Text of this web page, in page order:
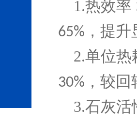
1.热效率
65% ，提
2.单位热
30% ，较
3.石灰活